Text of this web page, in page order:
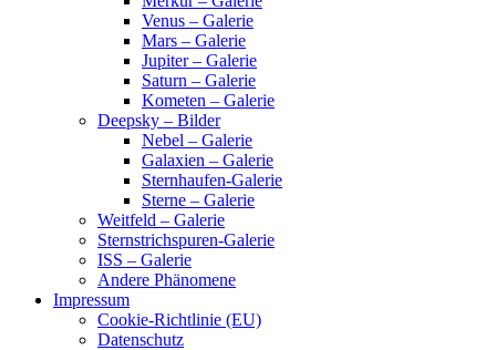
Venus – Galerie
Mars – Galerie
Jupiter – Galerie
Saturn – Galerie
Kometen – Galerie
Deepsky – Bilder
Nebel – Galerie
Galaxien – Galerie
Sternhaufen-Galerie
Sterne – Galerie
Weitfeld – Galerie
Sternstrichspuren-Galerie
ISS – Galerie
Andere Phänomene
Impressum
Cookie-Richtlinie (EU)
Datenschutz